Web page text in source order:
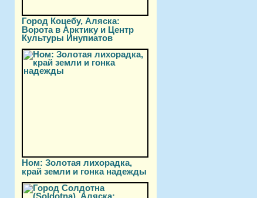
Город Коцебу, Аляска:
Ворота в Арктику и Центр
Культуры Инупиатов
Ном: Золотая лихорадка,
край земли и гонка надежды